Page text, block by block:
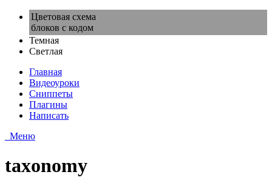
Цветовая схема
блоков с кодом
Темная
Светлая
Главная
Видеоуроки
Сниппеты
Плагины
Написать
Меню
taxonomy